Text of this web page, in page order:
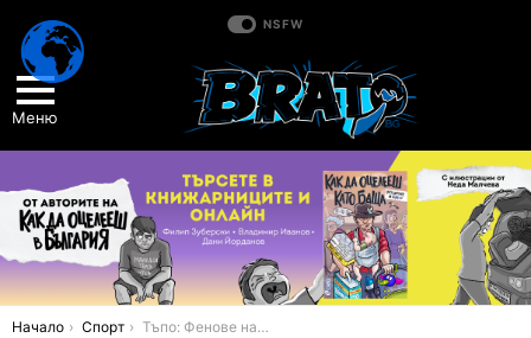
NSFW
Меню
You are here:
Начало Спорт Тъпо: Фенове на „Ливърпул“ се озоваха в Гент за мача с „Генк“